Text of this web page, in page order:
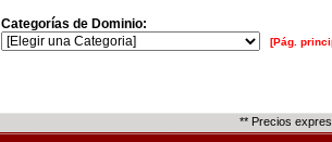
Categorías de Dominio:
[Pág.
** Precios